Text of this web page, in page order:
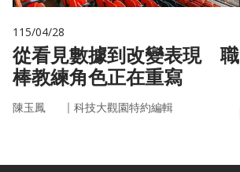
115/04/28
從看見數據到改變表現 職
棒教練角色正在重寫
陳玉鳳 ｜ 科技大觀園特約編輯